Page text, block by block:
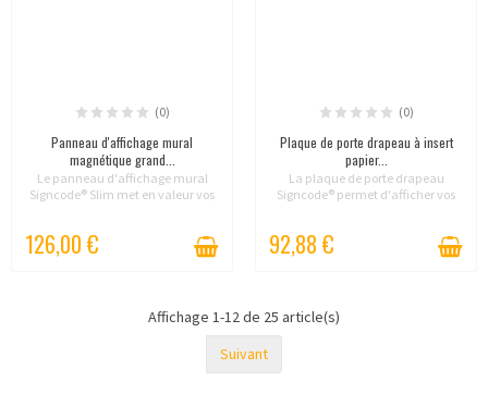
(0)
Panneau d'affichage mural
magnétique grand...
Le panneau d'affichage mural
Signcode® Slim met en valeur vos
de bandes magnétiques intégrées.
126,00 €
(0)
Plaque de porte drapeau à insert
papier...
La plaque de porte drapeau
Signcode® permet d'afficher vos
inserts papier. Une solution idéale
92,88 €
Affichage 1-12 de 25 article(s)
Suivant